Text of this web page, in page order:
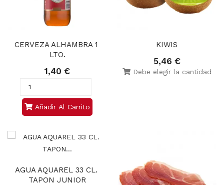
CERVEZA ALHAMBRA 1
LTO.
1,40 €
Añadir Al Carrito
KIWIS
5,46 €
Debe elegir la cantidad
AGUA AQUAREL 33 CL.
TAPON JUNIOR